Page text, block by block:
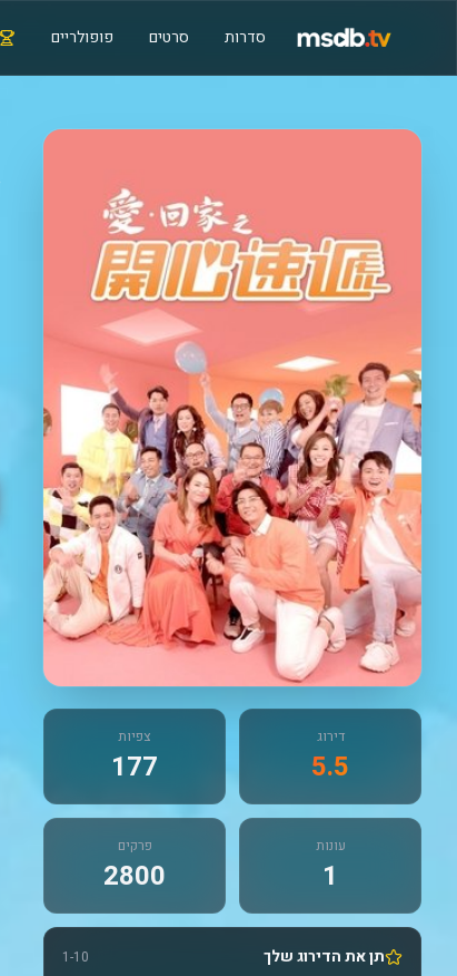
סדרות סרטים פופולריים
דירוג
5.5
צפיות
177
עונות
1
פרקים
2800
תן את הדירוג שלך
1-10